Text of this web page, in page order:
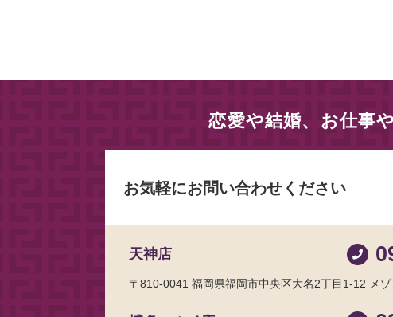
恋愛や結婚、お仕事
お気軽にお問い合わせください
天神店
〒810-0041 福岡県福岡市中央区大名2丁目1-12 メ